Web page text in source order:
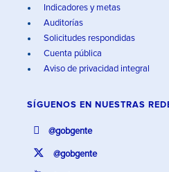
Indicadores y metas
Auditorías
Solicitudes respondidas
Cuenta pública
Aviso de privacidad integral
SÍGUENOS EN NUESTRAS
@gobgente
@gobgente